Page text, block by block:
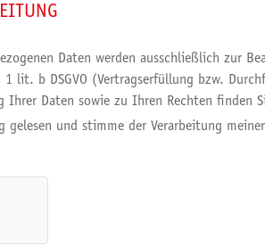
Daten werden ausschließlich zur
lit. b DSGVO (Vertragserfüllung bzw.
Ihrer Daten sowie zu Ihren Rechten finden
und stimme der Verarbeitung